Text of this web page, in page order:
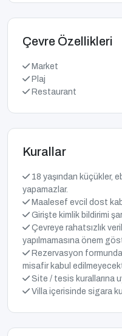
Çevre Özellikleri
Market
Plaj
Restaurant
Kurallar
18 yaşından küçükler,
yapamazlar.
Maalesef evcil dost
Girişte kimlik bildirimi
Çevreye rahatsızlık
yapılmamasına önem
Rezervasyon
misafir kabul
Site / tesis kurallarına
Villa içerisinde sigara